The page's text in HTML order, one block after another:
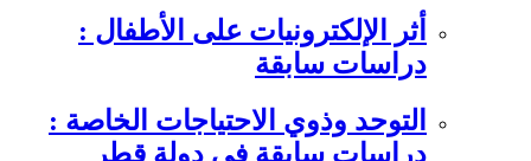
أثر الإلكترونيات على الأطفال :
دراسات سابقة
التوحد وذوي الاحتياجات الخاصة :
دراسات سابقة في دولة قطر